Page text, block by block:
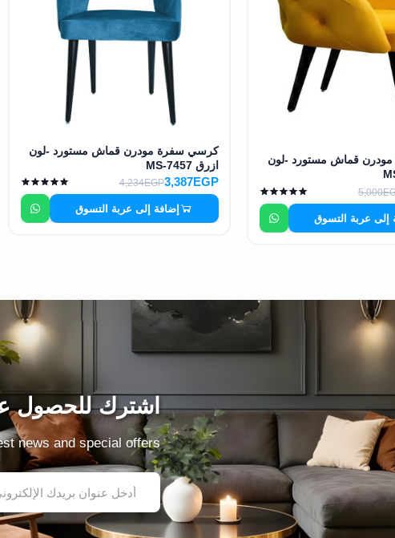
قماش مستورد -لون
إلى عربة التسوق
كرسي سفرة مودرن قماش مستورد -لون
ازرق MS-7457
3,387EGP
4,234EGP
إضافة إلى عربة التسوق
اشترك للحصول
news and special offers